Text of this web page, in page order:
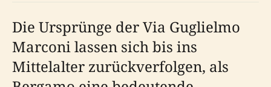
Die Ursprünge der Via Guglielmo
Marconi lassen sich bis ins
Mittelalter zurückverfolgen, als